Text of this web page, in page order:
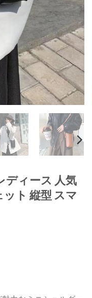
ディース 人気
ト 縦型 スマ